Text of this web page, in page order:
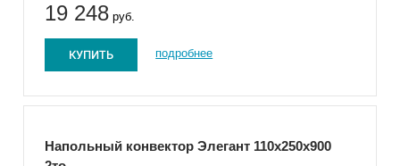
19 248 руб.
КУПИТЬ подробнее
Напольный конвектор Элегант 110x250x900